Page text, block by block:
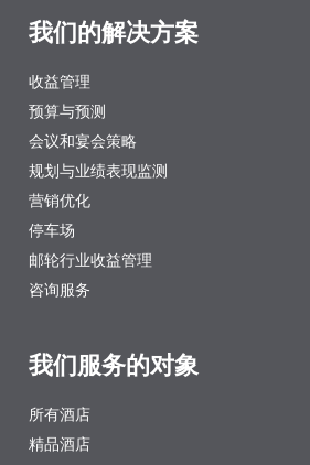
我们的解决方案
收益管理
预算与预测
会议和宴会策略
规划与业绩表现监测
营销优化
停车场
邮轮行业收益管理
咨询服务
我们服务的对象
所有酒店
精品酒店